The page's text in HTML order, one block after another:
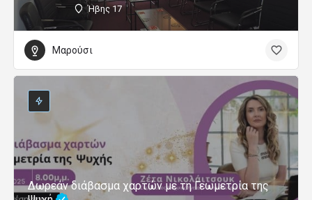
Ήβης 17
Μαρούσι
Δωρεάν διάβασμα χαρτών με τη Γεωμετρία της